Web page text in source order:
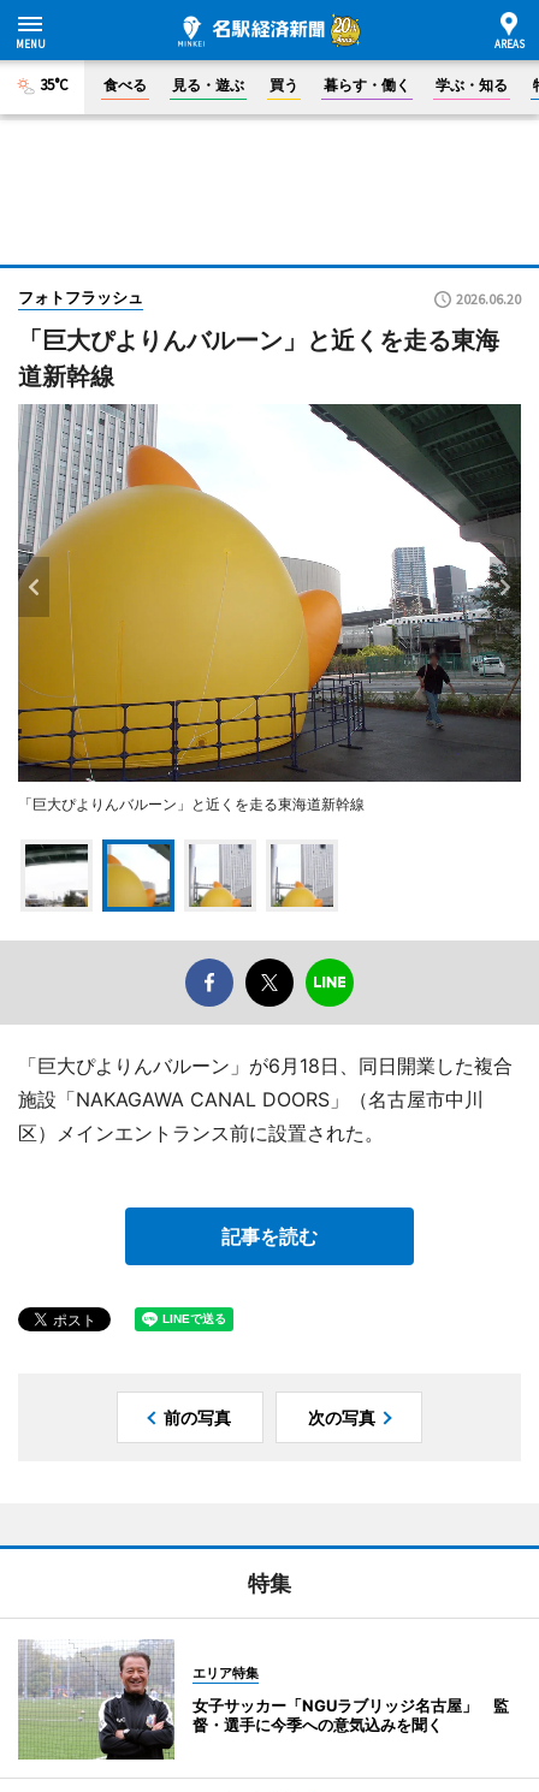
35°C 食べる 見る・遊ぶ 買う 暮らす・働く 学ぶ・知る
フォトフラッシュ 2026.06.20
「巨大ぴよりんバルーン」と近くを走る東海
道新幹線
「巨大ぴよりんバルーン」と近くを走る東海道新幹線
「巨大ぴよりんバルーン」が6月18日、同日開業した複合
施設「NAKAGAWA CANAL DOORS」（名古屋市中川
区）メインエントランス前に設置された。
記事を読む
前の写真 次の写真
特集
エリア特集
女子サッカー「NGUラブリッジ名古屋」 監
督・選手に今季への意気込みを聞く